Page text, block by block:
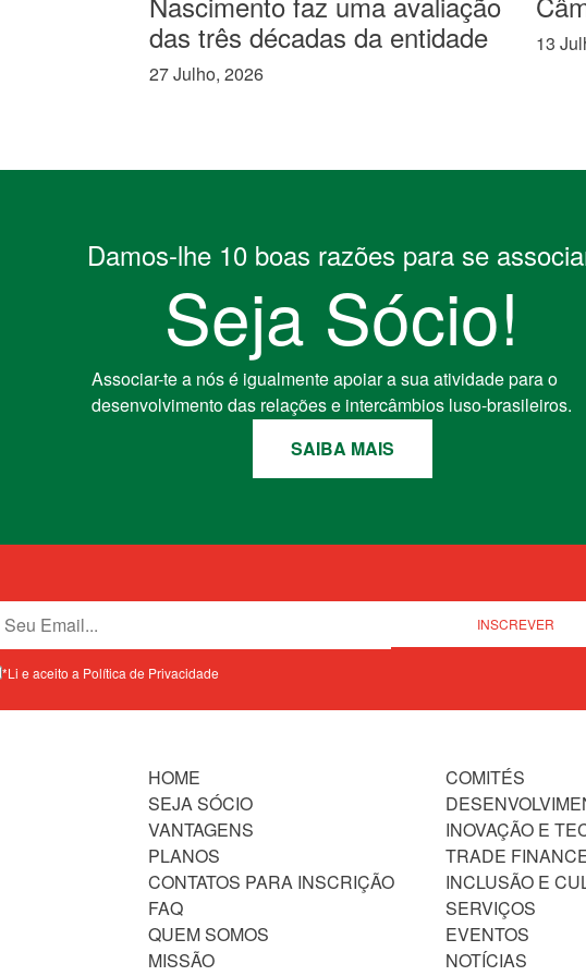
das três décadas da entidade
27 Julho, 2026
13
Damos-lhe 10 boas razões para se
Seja Sócio!
Associar-te a nós é igualmente apoiar a sua atividade para o
desenvolvimento das relações e intercâmbios luso-brasileiros.
SAIBA MAIS
*Li e aceito a Política de Privacidade
HOME
SEJA SÓCIO
VANTAGENS
PLANOS
CONTATOS PARA INSCRIÇÃO
FAQ
QUEM SOMOS
MISSÃO
COMITÉS
INOVAÇÃO E
TRADE
INCLUSÃO E
SERVIÇOS
EVENTOS
NOTÍCIAS